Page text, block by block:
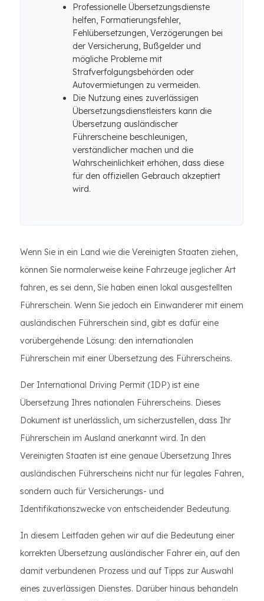
Professionelle Übersetzungsdienste
helfen, Formatierungsfehler,
Fehlübersetzungen, Verzögerungen bei
der Versicherung, Bußgelder und
mögliche Probleme mit
Strafverfolgungsbehörden oder
Autovermietungen zu vermeiden.
Die Nutzung eines zuverlässigen
Übersetzungsdienstleisters kann die
Übersetzung ausländischer
Führerscheine beschleunigen,
verständlicher machen und die
Wahrscheinlichkeit erhöhen, dass diese
für den offiziellen Gebrauch akzeptiert
wird.
Wenn Sie in ein Land wie die Vereinigten Staaten ziehen,
können Sie normalerweise keine Fahrzeuge jeglicher Art
fahren, es sei denn, Sie haben einen lokal ausgestellten
Führerschein. Wenn Sie jedoch ein Einwanderer mit einem
ausländischen Führerschein sind, gibt es dafür eine
vorübergehende Lösung: den internationalen
Führerschein mit einer Übersetzung des Führerscheins.
Der International Driving Permit (IDP) ist eine
Übersetzung Ihres nationalen Führerscheins. Dieses
Dokument ist unerlässlich, um sicherzustellen, dass Ihr
Führerschein im Ausland anerkannt wird. In den
Vereinigten Staaten ist eine genaue Übersetzung Ihres
ausländischen Führerscheins nicht nur für legales Fahren,
sondern auch für Versicherungs- und
Identifikationszwecke von entscheidender Bedeutung.
In diesem Leitfaden gehen wir auf die Bedeutung einer
korrekten Übersetzung ausländischer Fahrer ein, auf den
damit verbundenen Prozess und auf Tipps zur Auswahl
eines zuverlässigen Dienstes. Darüber hinaus behandeln